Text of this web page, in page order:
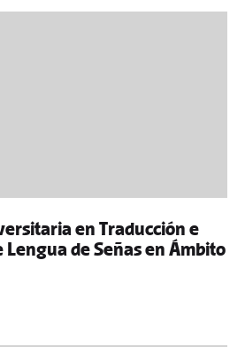
en Traducción e
de Señas en Ámbito